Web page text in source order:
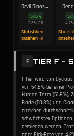
Devil Dinosaur
51.6%
2.3% PR
Statistiken
ansehen →
4.7
F TIER F -
F-Tier wird von
von 54.6% bei einer
Human Torch (51.8%),
Blade (50.3%) und
erreichen
schwächsten
gemieden werden.
einer Pick-Rate von